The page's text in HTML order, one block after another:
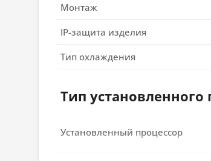
Монтаж
IP-защита изделия
Тип охлаждения
Тип установленного
Установленный процессор